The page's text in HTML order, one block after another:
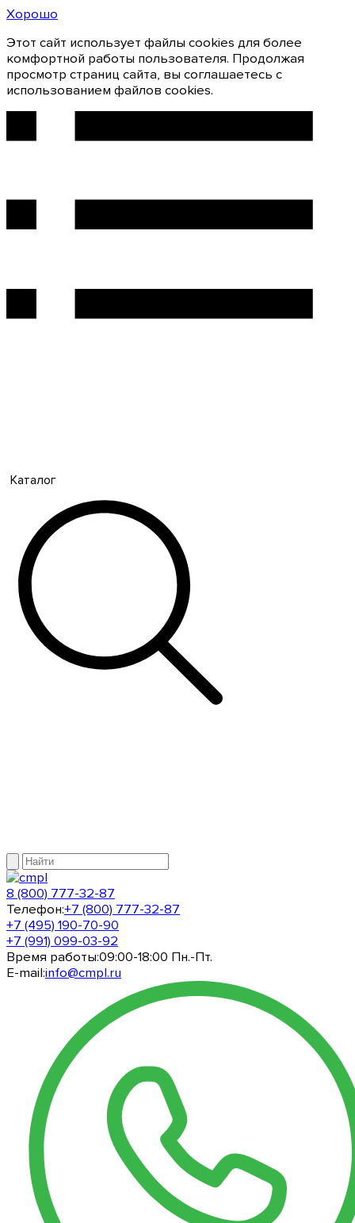
Хорошо
Этот сайт использует файлы cookies для более
комфортной работы пользователя. Продолжая
просмотр страниц сайта, вы соглашаетесь с
использованием файлов cookies.
Каталог
8 (800) 777-32-87
Телефон:+7 (800) 777-32-87
+7 (495) 190-70-90
+7 (991) 099-03-92
Время работы:09:00-18:00 Пн.-Пт.
E-mail:info@cmpl.ru